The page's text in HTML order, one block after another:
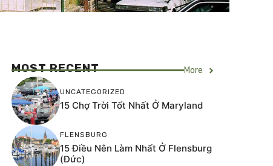
MOST RECENT More
UNCATEGORIZED
15 Chợ Trời Tốt Nhất Ở Maryland
FLENSBURG
15 Điều Nên Làm Nhất Ở Flensburg
(Đức)